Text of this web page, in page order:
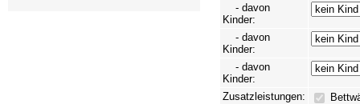
- davon
Kinder:
- davon
Kinder:
- davon
Kinder:
Zusatzleistungen: